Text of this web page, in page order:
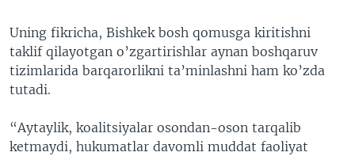
Uning fikricha, Bishkek bosh qomusga kiritishni
taklif qilayotgan o’zgartirishlar aynan boshqaruv
tizimlarida barqarorlikni ta’minlashni ham ko’zda
tutadi.
“Aytaylik, koalitsiyalar osondan-oson tarqalib
ketmaydi, hukumatlar davomli muddat faoliyat